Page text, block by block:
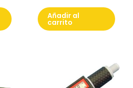
Añadir al
carrito